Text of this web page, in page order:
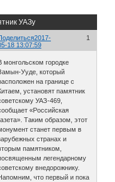
УАЗу
1
2017-
18 13:07:59
монгольском городке
Ууде, который
на границе с
установят памятник
УАЗ-469,
«Российская
Таким образом, этот
станет первым в
странах и
памятником,
легендарному
внедорожнику.
что первый и пока